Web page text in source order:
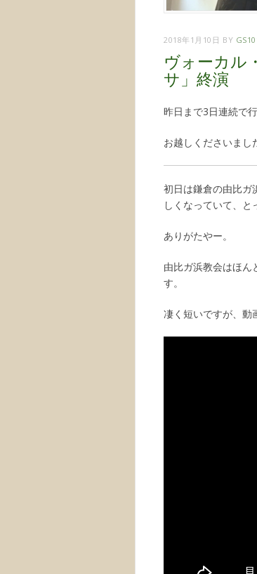
2018年1月10日 BY
ヴォーカル
サ」終演
昨日まで3日連続で
お越しくださいまし
初日は鎌倉の由比ガ
しくなっていて、と
ありがたやー。
由比ガ浜教会はほん
す。
凄く短いですが、動